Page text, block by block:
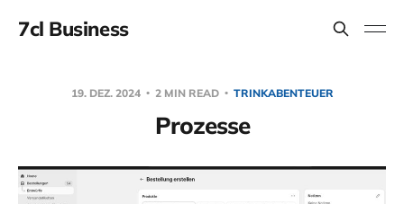
7cl Business
19. DEZ. 2024 2 MIN READ TRINKABENTEUER
Prozesse